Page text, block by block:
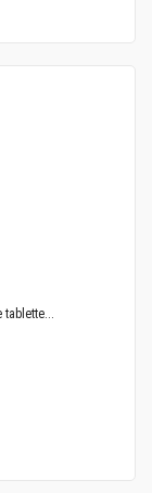
tablette...